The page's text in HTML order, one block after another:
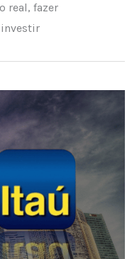
real, fazer
investir